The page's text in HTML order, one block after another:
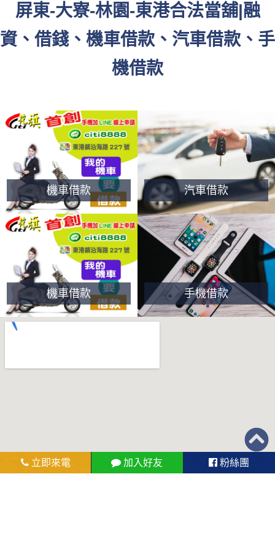
屏東-大寮-林園-東港合法當舖|融
資、借錢、機車借款、汽車借款、手
機借款
機車借款 汽車借款
機車借款 手機借款
立即來電 加入好友 粉絲團